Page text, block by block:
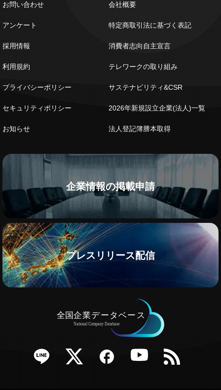
お問い合わせ
アンケート
採用情報
利用規約
プライバシーポリシー
セキュリティポリシー
お知らせ
会社概要
特定商取引法に基づく表記
消費者志向自主宣言
テレワークの取り組み
サステナビリティ&CSR
2026年新規設立企業(法人)一覧
法人登記簿謄本取得
企業情報の掲載申請
プレスリリース配信
Twitter Facebook YouTube RSS